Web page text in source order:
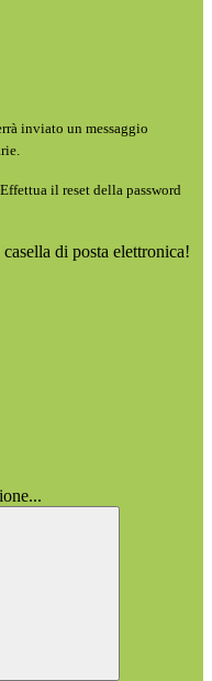
inviato un messaggio
il reset della password
di posta elettronica!